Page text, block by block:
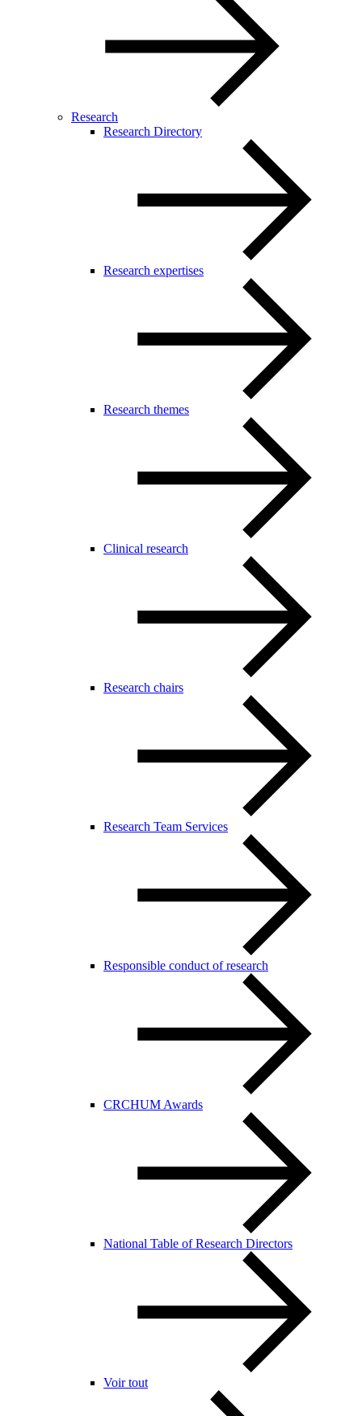
Research
Research Directory
Research expertises
Research themes
Clinical research
Research chairs
Research Team Services
Responsible conduct of research
CRCHUM Awards
National Table of Research Directors
Voir tout